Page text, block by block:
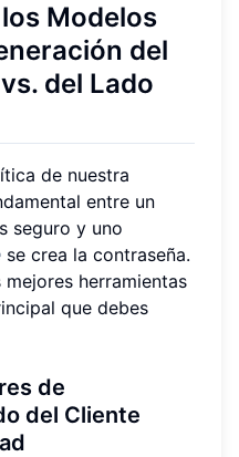
Modelos
del
del Lado
de nuestra
entre un
seguro y uno
se crea la contraseña.
herramientas
que debes
de
del Cliente